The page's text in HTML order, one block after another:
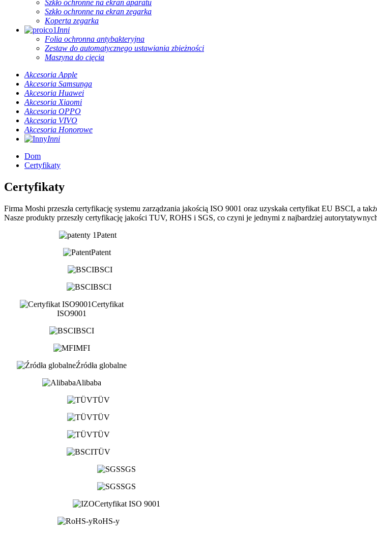
Szkło ochronne na ekran aparatu
Szkło ochronne na ekran zegarka
Koperta zegarka
Inni
Folia ochronna antybakteryjna
Zestaw do automatycznego ustawiania zbieżności
Maszyna do cięcia
Akcesoria Apple
Akcesoria Samsunga
Akcesoria Huawei
Akcesoria Xiaomi
Akcesoria OPPO
Akcesoria VIVO
Akcesoria Honorowe
Inni
Dom
Certyfikaty
Certyfikaty
Firma Moshi przeszła certyfikację systemu zarządzania jakością ISO 9001 oraz uzyskała certyfikat EU BSCI, a
Nasze produkty przeszły certyfikację jakości TUV, ROHS i SGS, co czyni je jednymi z najbardziej
Patent
Patent
BSCI
BSCI
Certyfikat
ISO9001
BSCI
MFI
Źródła globalne
Alibaba
TÜV
TÜV
TÜV
TÜV
SGS
SGS
Certyfikat ISO 9001
RoHS-y